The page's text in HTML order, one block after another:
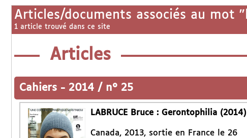
Articles/documents associés au mot "
1 article trouvé dans ce site
Articles
Cahiers - 2014 / n° 25
LABRUCE Bruce : Gerontophilia (2014)
Canada, 2013, sortie en France le 26